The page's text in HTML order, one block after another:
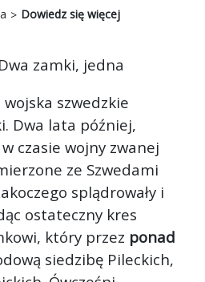
Dowiedz się więcej
zamki, jedna
szwedzkie
Dwa lata później,
czasie wojny zwanej
ze Szwedami
splądrowały i
ostateczny kres
który przez ponad
siedzibę Pileckich,